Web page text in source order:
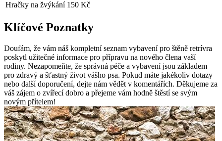
Hračky na žvýkání 150 Kč
Klíčové Poznatky
Doufám, že vám náš kompletní seznam vybavení pro štěně retrívra
poskytl užitečné informace pro přípravu na nového člena vaší
rodiny. Nezapomeňte, že správná péče a vybavení jsou základem
pro zdravý a šťastný život vášho psa. Pokud máte jakékoliv dotazy
nebo další doporučení, dejte nám vědět v komentářích. Děkujeme za
váš zájem o zvířecí dobro a přejeme vám hodně štěstí se svým
novým přítelem!